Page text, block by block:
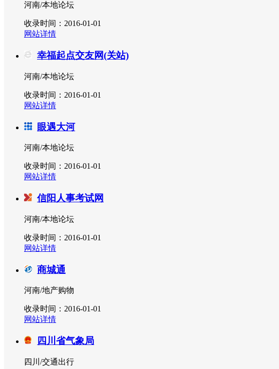
河南/本地论坛
收录时间：2016-01-01
网站详情
幸福起点交友网(关站)
河南/本地论坛
收录时间：2016-01-01
网站详情
眼遇大河
河南/本地论坛
收录时间：2016-01-01
网站详情
信阳人事考试网
河南/本地论坛
收录时间：2016-01-01
网站详情
商城通
河南/地产购物
收录时间：2016-01-01
网站详情
四川省气象局
四川/交通出行